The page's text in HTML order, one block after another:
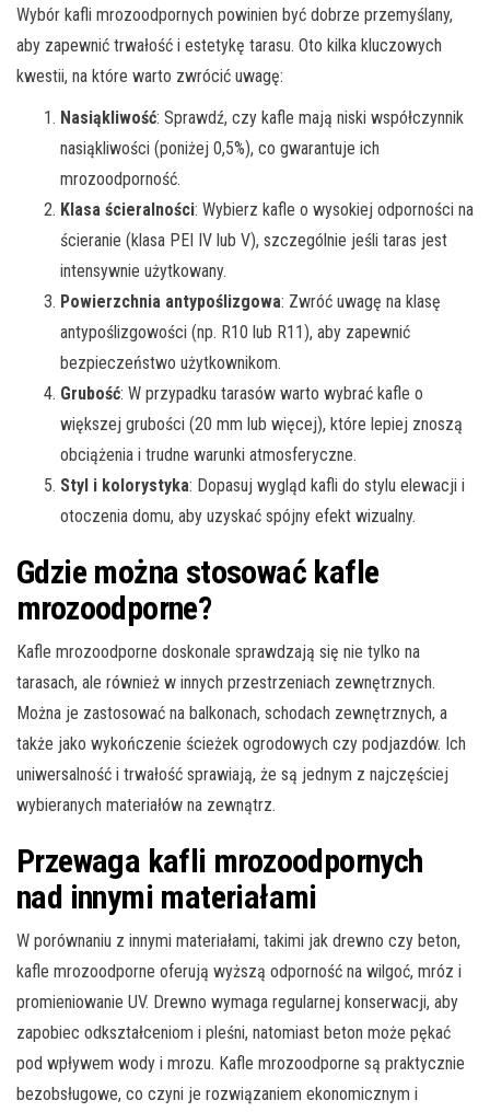
Wybór kafli mrozoodpornych powinien być dobrze przemyślany,
aby zapewnić trwałość i estetykę tarasu. Oto kilka kluczowych
kwestii, na które warto zwrócić uwagę:
Nasiąkliwość: Sprawdź, czy kafle mają niski współczynnik
nasiąkliwości (poniżej 0,5%), co gwarantuje ich
mrozoodporność.
Klasa ścieralności: Wybierz kafle o wysokiej odporności na
ścieranie (klasa PEI IV lub V), szczególnie jeśli taras jest
intensywnie użytkowany.
Powierzchnia antypoślizgowa: Zwróć uwagę na klasę
antypoślizgowości (np. R10 lub R11), aby zapewnić
bezpieczeństwo użytkownikom.
Grubość: W przypadku tarasów warto wybrać kafle o
większej grubości (20 mm lub więcej), które lepiej znoszą
obciążenia i trudne warunki atmosferyczne.
Styl i kolorystyka: Dopasuj wygląd kafli do stylu elewacji i
otoczenia domu, aby uzyskać spójny efekt wizualny.
Gdzie można stosować kafle
mrozoodporne?
Kafle mrozoodporne doskonale sprawdzają się nie tylko na
tarasach, ale również w innych przestrzeniach zewnętrznych.
Można je zastosować na balkonach, schodach zewnętrznych, a
także jako wykończenie ścieżek ogrodowych czy podjazdów. Ich
uniwersalność i trwałość sprawiają, że są jednym z najczęściej
wybieranych materiałów na zewnątrz.
Przewaga kafli mrozoodpornych
nad innymi materiałami
W porównaniu z innymi materiałami, takimi jak drewno czy beton,
kafle mrozoodporne oferują wyższą odporność na wilgoć, mróz i
promieniowanie UV. Drewno wymaga regularnej konserwacji, aby
zapobiec odkształceniom i pleśni, natomiast beton może pękać
pod wpływem wody i mrozu. Kafle mrozoodporne są praktycznie
bezobsługowe, co czyni je rozwiązaniem ekonomicznym i